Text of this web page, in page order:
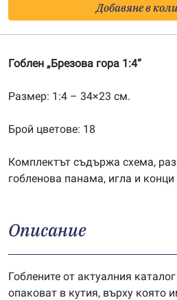
гора
1:4
Добавяне в
Гоблен „Брезова гора 1:4“
Размер: 1:4 – 34×23 см.
Брой цветове: 18
Комплектът съдържа схема,
гобленова панама, игла и конци
Описание
Гоблените от актуалния
опаковат в кутия, върху която